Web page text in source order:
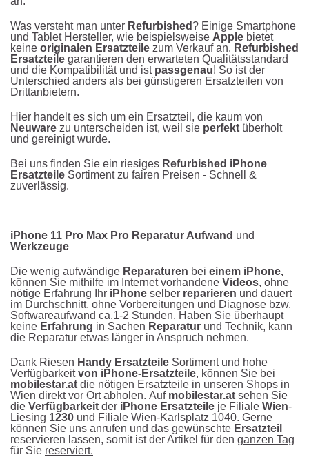
Was versteht man unter Refurbished? Einige Smartphone
und Tablet Hersteller, wie beispielsweise Apple bietet
keine originalen Ersatzteile zum Verkauf an. Refurbished
Ersatzteile garantieren den erwarteten Qualitätsstandard
und die Kompatibilität und ist passgenau! So ist der
Unterschied anders als bei günstigeren Ersatzteilen von
Drittanbietern.
Hier handelt es sich um ein Ersatzteil, die kaum von
Neuware zu unterscheiden ist, weil sie perfekt überholt
und gereinigt wurde.
Bei uns finden Sie ein riesiges Refurbished iPhone
Ersatzteile Sortiment zu fairen Preisen - Schnell &
zuverlässig.
iPhone 11 Pro Max Pro Reparatur Aufwand und
Werkzeuge
Die wenig aufwändige Reparaturen bei einem iPhone,
können Sie mithilfe im Internet vorhandene Videos, ohne
nötige Erfahrung Ihr iPhone selber reparieren und dauert
im Durchschnitt, ohne Vorbereitungen und Diagnose bzw.
Softwareaufwand ca.1-2 Stunden. Haben Sie überhaupt
keine Erfahrung in Sachen Reparatur und Technik, kann
die Reparatur etwas länger in Anspruch nehmen.
Dank Riesen Handy Ersatzteile Sortimentund hohe
Verfügbarkeitvon iPhone-Ersatzteile, können Sie bei
mobilestar.at die nötigen Ersatzteile in unseren Shops in
Wien direkt vor Ort abholen. Auf mobilestar.at sehen Sie
die Verfügbarkeit der iPhone Ersatzteile je Filiale Wien-
Liesing 1230 und Filiale Wien-Karlsplatz 1040. Gerne
können Sie uns anrufen und das gewünschte Ersatzteil
reservieren lassen, somit ist der Artikel für den ganzen Tag
für Sie reserviert.